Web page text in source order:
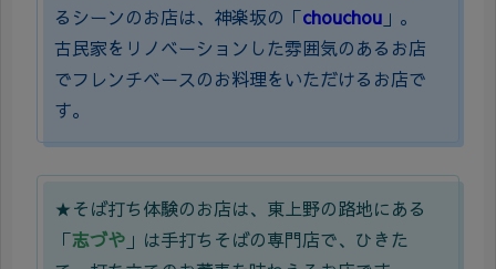
るシーンのお店は、神楽坂の「chouchou 」。
古民家をリノベーションした雰囲気のあるお店
でフレンチベースのお料理をいただけるお店で
す。
★そば打ち体験のお店は、東上野の路地にある
「志づや 」は手打ちそばの専門店で、ひきた